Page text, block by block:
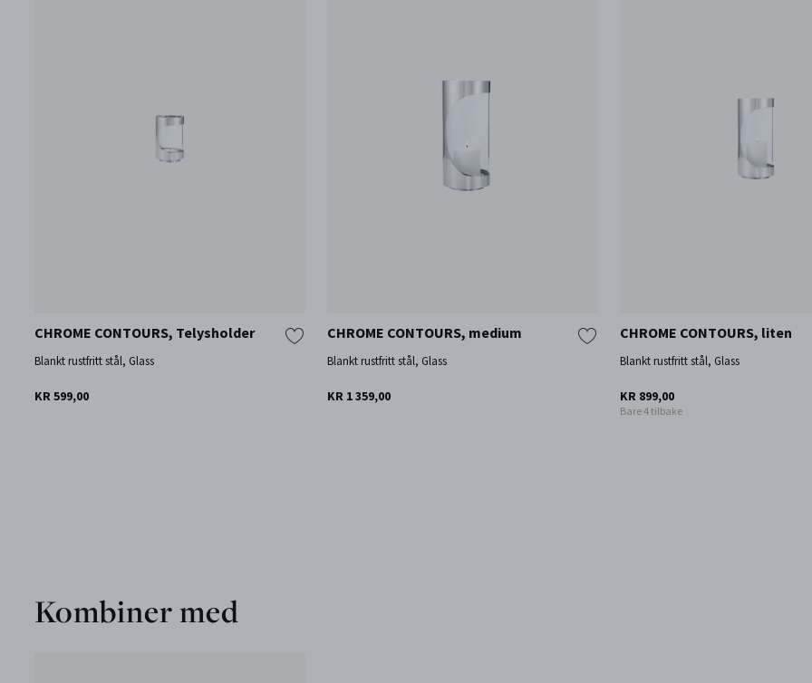
CHROME CONTOURS, Telysholder
Blankt rustfritt stål, Glass
KR 599,00
CHROME CONTOURS, medium
Blankt rustfritt stål, Glass
KR 1 359,00
CHROME CONTOURS, liten
Blankt rustfritt stål, Glass
KR 899,00
Bare 4 tilbake
Kombiner med